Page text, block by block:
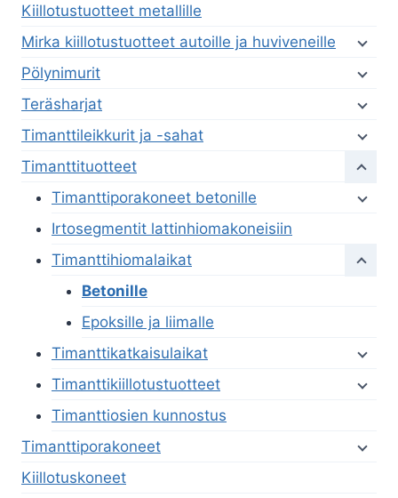
Kiillotustuotteet metallille
Mirka kiillotustuotteet autoille ja huviveneille
Pölynimurit
Teräsharjat
Timanttileikkurit ja -sahat
Timanttituotteet
Timanttiporakoneet betonille
Irtosegmentit lattinhiomakoneisiin
Timanttihiomalaikat
Betonille
Epoksille ja liimalle
Timanttikatkaisulaikat
Timanttikiillotustuotteet
Timanttiosien kunnostus
Timanttiporakoneet
Kiillotuskoneet